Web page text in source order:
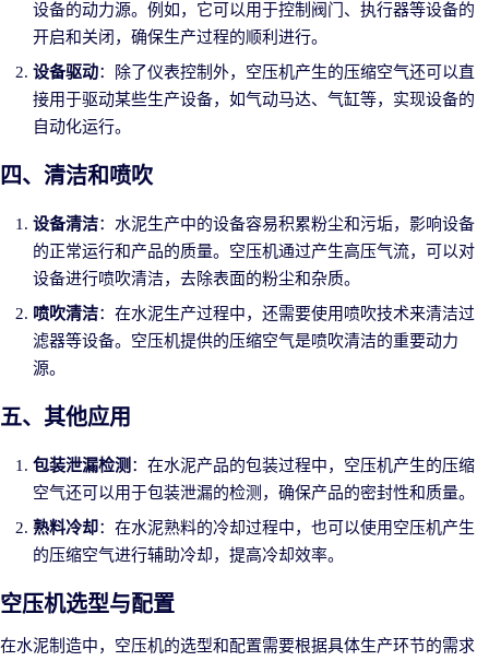
设备的动力源。例如，它可以用于控制阀门、执行器等设备的
开启和关闭，确保生产过程的顺利进行。
设备驱动：除了仪表控制外，空压机产生的压缩空气还可以直
接用于驱动某些生产设备，如气动马达、气缸等，实现设备的
自动化运行。
四、清洁和喷吹
设备清洁：水泥生产中的设备容易积累粉尘和污垢，影响设备
的正常运行和产品的质量。空压机通过产生高压气流，可以对
设备进行喷吹清洁，去除表面的粉尘和杂质。
喷吹清洁：在水泥生产过程中，还需要使用喷吹技术来清洁过
滤器等设备。空压机提供的压缩空气是喷吹清洁的重要动力
源。
五、其他应用
包装泄漏检测 ：在水泥产品的包装过程中，空压机产生的压缩
空气还可以用于包装泄漏的检测，确保产品的密封性和质量。
熟料冷却：在水泥熟料的冷却过程中，也可以使用空压机产生
的压缩空气进行辅助冷却，提高冷却效率。
空压机选型与配置
在水泥制造中，空压机的选型和配置需要根据具体生产环节的需求
点击复制微信号